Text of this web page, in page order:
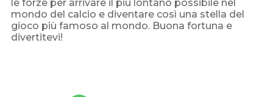
le forze per arrivare il più lontano possibile nel
mondo del calcio e diventare così una stella del
gioco più famoso al mondo. Buona fortuna e
divertitevi!